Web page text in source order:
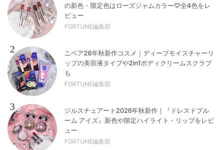
の新色・限定色はローズジャムカラー♡全4色をレ
ビュー
FORTUNE編集部
2
ニベア26年秋新作コスメ｜ディープモイスチャーリ
ップの美容液タイプや2in1ボディクリームスクラブ
も
FORTUNE編集部
3
ジルスチュアート2026年秋新作｜『ドレスドブル
ーム アイズ』新色や限定ハイライト・リップをレビ
ュー
FORTUNE編集部